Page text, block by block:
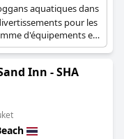
aquatiques dans
pour les
d'équipements et
Inn - SHA